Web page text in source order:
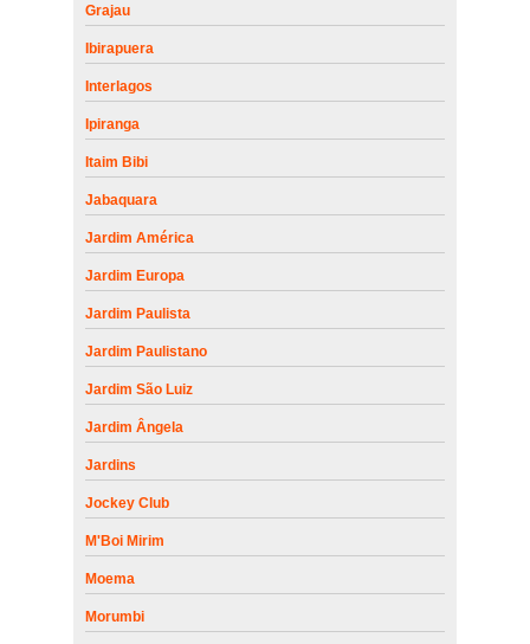
Grajau
Ibirapuera
Interlagos
Ipiranga
Itaim Bibi
Jabaquara
Jardim América
Jardim Europa
Jardim Paulista
Jardim Paulistano
Jardim São Luiz
Jardim Ângela
Jardins
Jockey Club
M'Boi Mirim
Moema
Morumbi